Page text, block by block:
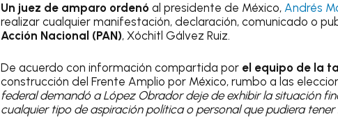
Un juez de amparo ordenó al presidente de México, Andrés
realizar cualquier manifestación, declaración, comunicado o
Acción Nacional (PAN), Xóchitl Gálvez Ruiz.
De acuerdo con información compartida por el equipo de la
construcción del Frente Amplio por México, rumbo a las
federal demandó a López Obrador deje de exhibir la situación
cualquier tipo de aspiración política o personal que pudiera tener